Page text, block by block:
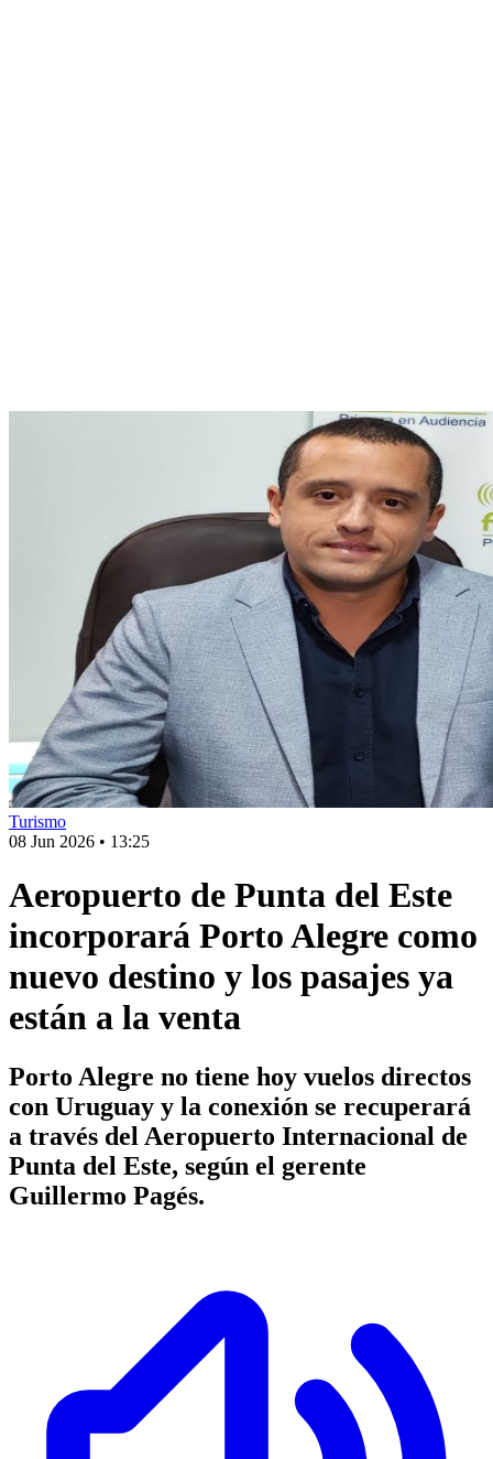
Turismo
08 Jun 2026 • 13:25
Aeropuerto de Punta del Este
incorporará Porto Alegre como
nuevo destino y los pasajes ya
están a la venta
Porto Alegre no tiene hoy vuelos directos
con Uruguay y la conexión se recuperará
a través del Aeropuerto Internacional de
Punta del Este, según el gerente
Guillermo Pagés.